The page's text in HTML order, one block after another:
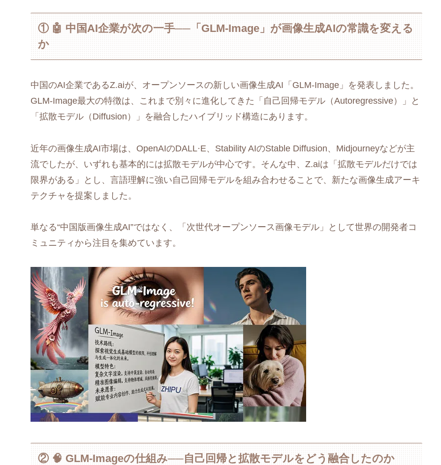
① 🤖 中国AI企業が次の一手──「GLM-Image」が画像生成AIの常識を変える
か
中国のAI企業であるZ.aiが、オープンソースの新しい画像生成AI「GLM-Image」を発表しました。
GLM-Image最大の特徴は、これまで別々に進化してきた「自己回帰モデル（Autoregressive）」と
「拡散モデル（Diffusion）」を融合したハイブリッド構造にあります。
近年の画像生成AI市場は、OpenAIのDALL·E、Stability AIのStable Diffusion、Midjourneyなどが主
流でしたが、いずれも基本的には拡散モデルが中心です。そんな中、Z.aiは「拡散モデルだけでは
限界がある」とし、言語理解に強い自己回帰モデルを組み合わせることで、新たな画像生成アーキ
テクチャを提案しました。
単なる“中国版画像生成AI”ではなく、「次世代オープンソース画像モデル」として世界の開発者コ
ミュニティから注目を集めています。
② 🧠 GLM-Imageの仕組み──自己回帰と拡散モデルをどう融合したのか